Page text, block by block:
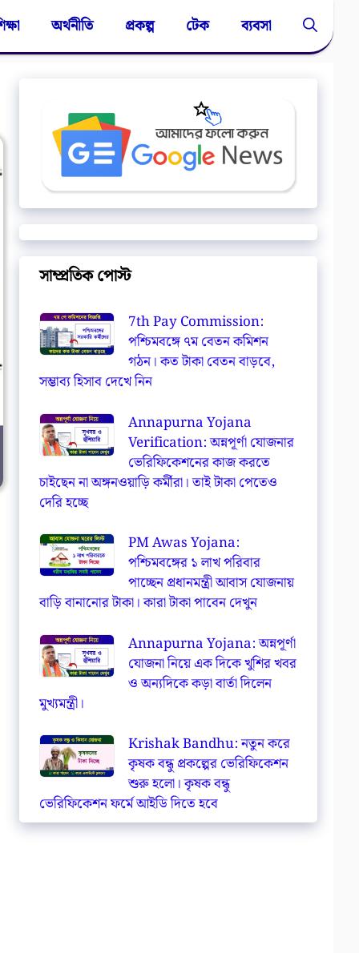
অর্থনীতি প্রকল্প টেক ব্যবসা
সাম্প্রতিক পোস্ট
7th Pay Commission:
পশ্চিমবঙ্গে ৭ম বেতন কমিশন
গঠন। কত টাকা বেতন বাড়বে,
সম্ভাব্য হিসাব দেখে নিন
Annapurna Yojana
Verification: অন্নপূর্ণা যোজনার
ভেরিফিকেশনের কাজ করতে
চাইছেন না অঙ্গনওয়াড়ি কর্মীরা। তাই টাকা পেতেও
দেরি হচ্ছে
PM Awas Yojana:
পশ্চিমবঙ্গের ১ লাখ পরিবার
পাচ্ছেন প্রধানমন্ত্রী আবাস যোজনায়
বাড়ি বানানোর টাকা। কারা টাকা পাবেন দেখুন
Annapurna Yojana: অন্নপূর্ণা
যোজনা নিয়ে এক দিকে খুশির খবর
ও অন্যদিকে কড়া বার্তা দিলেন
মুখ্যমন্ত্রী।
Krishak Bandhu: নতুন করে
কৃষক বন্ধু প্রকল্পের ভেরিফিকেশন
শুরু হলো। কৃষক বন্ধু
ভেরিফিকেশন ফর্মে আইডি দিতে হবে